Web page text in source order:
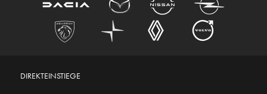
DIREKTEINSTIEGE